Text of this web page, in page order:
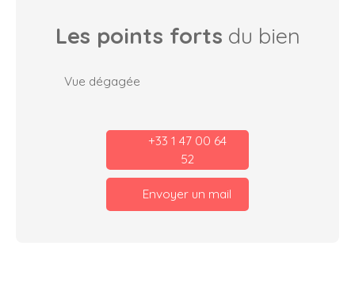
Les points forts du bien
Vue dégagée
+33 1 47 00 64
52
Envoyer un mail